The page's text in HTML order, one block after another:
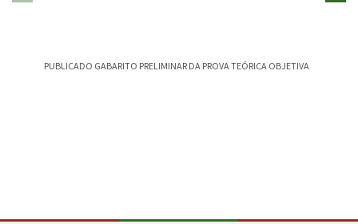
PUBLICADO GABARITO PRELIMINAR DA PROVA TEÓRICA OBJETIVA